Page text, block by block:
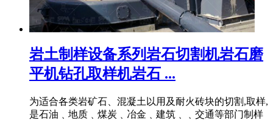
岩土制样设备系列岩石切割机岩石磨
平机钻孔取样机岩石 ...
为适合各类岩矿石、混凝土以用及耐火砖块的切割,取样,
是石油﹑地质﹑煤炭﹑冶金﹑建筑﹑﹑交通等部门制样